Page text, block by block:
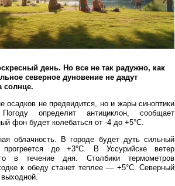
день. Но все не так радужно, как
северное дуновение не дадут
солнце.
осадков не предвидится, но и жары синоптики
определит антициклон, сообщает
фон будет колебаться от -4 до +5°C.
облачность. В городе будет дуть сильный
до +3°C. В Уссурийске ветер
в течение дня. Столбики термометров
к обеду станет теплее — +5°C. Северный